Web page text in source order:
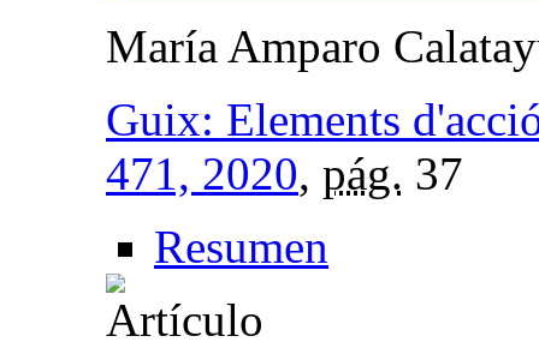
María Amparo
Guix: Elements
471, 2020, pág. 37
Resumen